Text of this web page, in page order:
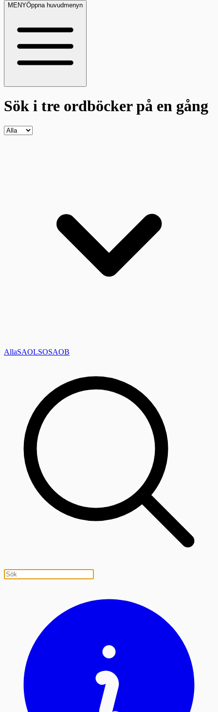
MENYÖppna huvudmenyn
Sök i tre ordböckerpå en gång
AllaSAOLSOSAOB